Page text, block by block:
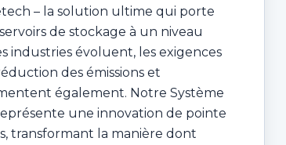
– la solution ultime qui porte
de stockage à un niveau
industries évoluent, les exigences
des émissions et
également. Notre Système
une innovation de pointe
transformant la manière dont